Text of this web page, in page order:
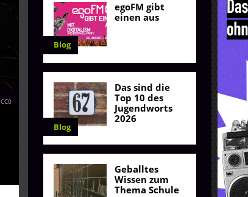
CC0
Blog
egoFM gibt
einen aus
Blog
Das sind die
Top 10 des
Jugendworts
2026
Geballtes
Wissen zum
Thema Schule